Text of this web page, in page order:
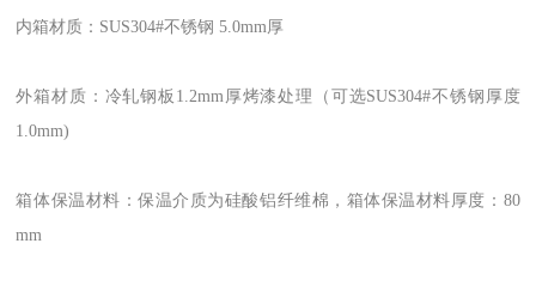
内箱材质：SUS304#不锈钢 5.0mm厚
外箱材质：冷轧钢板1.2mm厚烤漆处理（可选SUS304#不锈钢厚度
1.0mm)
箱体保温材料：保温介质为硅酸铝纤维棉，箱体保温材料厚度：80
mm